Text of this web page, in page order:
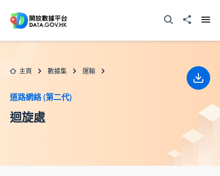
打開搜尋器分享至
主頁 數據集 運輸
道路網絡 (第二代)
迴旋處
下載